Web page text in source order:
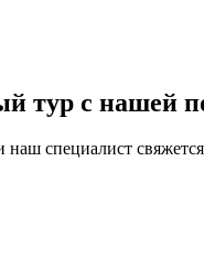
тур с нашей
наш специалист